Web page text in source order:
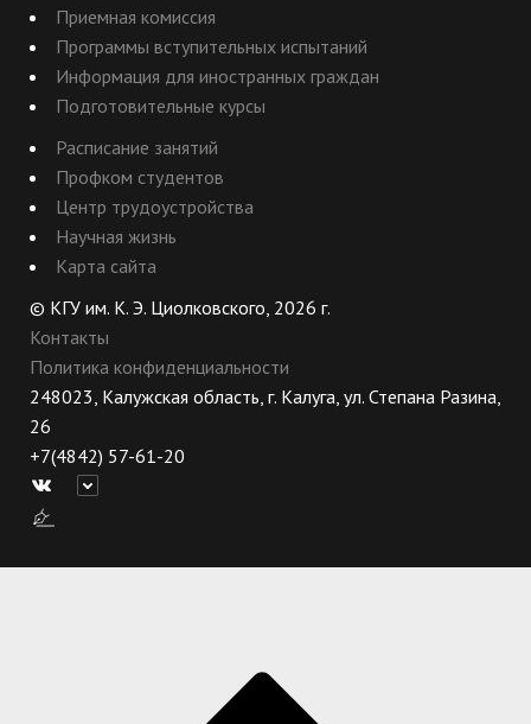
Приемная комиссия
Программы вступительных испытаний
Информация для иностранных граждан
Подготовительные курсы
Расписание занятий
Профком студентов
Центр трудоустройства
Научная жизнь
Карта сайта
© КГУ им. К. Э. Циолковского, 2026 г.
Контакты
Политика конфиденциальности
248023, Калужская область, г. Калуга, ул. Степана Разина,
26
+7(4842) 57-61-20